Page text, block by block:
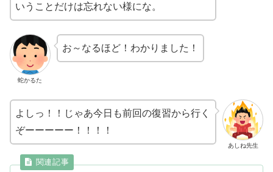
いうことだけは忘れない様にな。
蛇かるた
お～なるほど！わかりました！
あしね先生
よしっ！！じゃあ今日も前回の復習から行く
ぞーーーーー！！！！